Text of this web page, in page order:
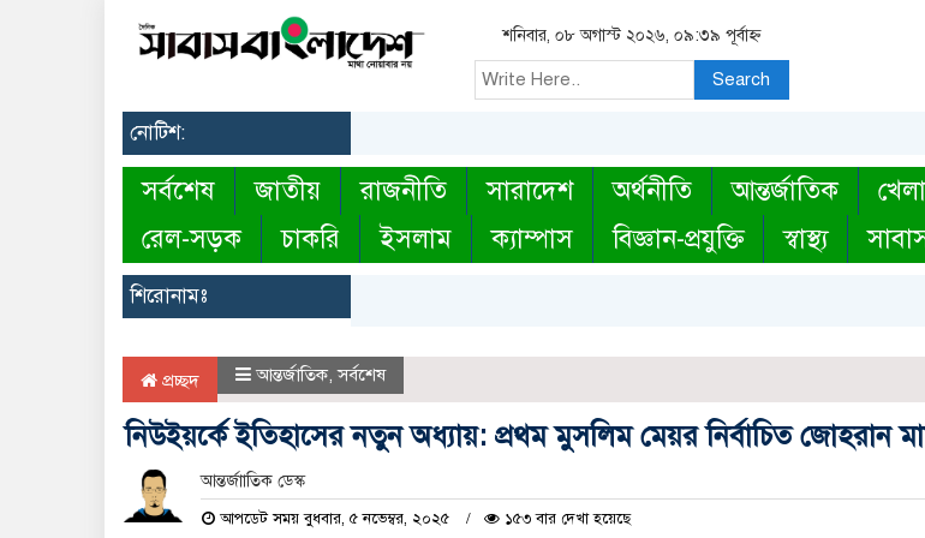
শনিবার, ০৮ অগাস্ট ২০২৬, ০৯:৩৯ পূর্বাহ্ন
Search
নোটিশ:
সর্বশেষ জাতীয় রাজনীতি সারাদেশ অর্থনীতি আন্তর্জাতিক
রেল-সড়ক
চাকরি ইসলাম ক্যাম্পাস বিজ্ঞান-প্রযুক্তি স্বাস্থ্য
শিরোনামঃ
প্রচ্ছদ আন্তর্জাতিক,সর্বশেষ
নিউইয়র্কে ইতিহাসের নতুন অধ্যায়: প্রথম মুসলিম মেয়র নির্বাচিত জোহরান
আন্তর্জাাতিক ডেস্ক
আপডেট সময় বুধবার, ৫ নভেম্বর, ২০২৫ ১৫৩ বার দেখা হয়েছে